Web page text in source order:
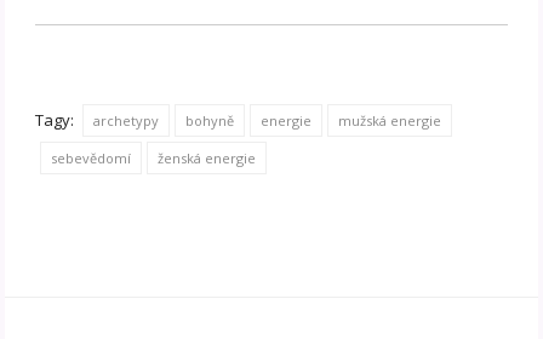
Tagy: archetypy bohyně energie mužská energie
sebevědomí ženská energie